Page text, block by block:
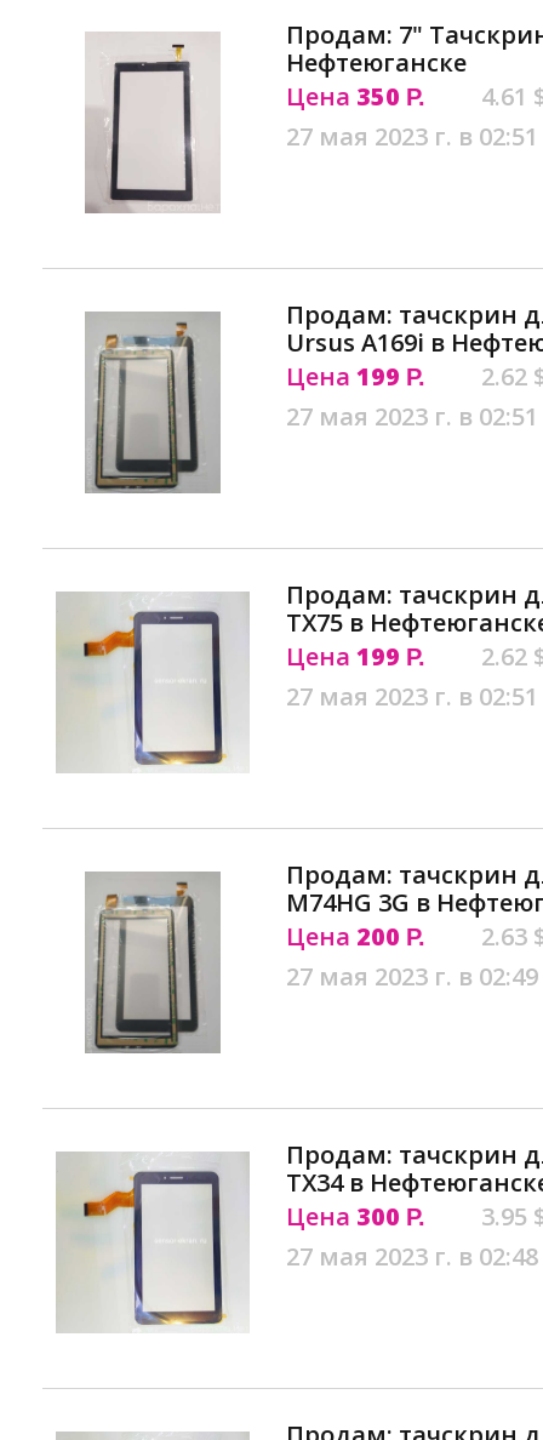
Продам: 7" Тачскрин
Нефтеюганске
Цена 350 Р.
4.61
27 мая 2023 г. в 02:51
Продам: тачскрин
Ursus A169i в
Цена 199 Р.
2.62
27 мая 2023 г. в 02:51
Продам: тачскрин
TX75 в
Цена 199 Р.
2.62
27 мая 2023 г. в 02:51
Продам: тачскрин
M74HG 3G в
Цена 200 Р.
2.63
27 мая 2023 г. в 02:49
Продам: тачскрин
ТX34 в
Цена 300 Р.
3.95
27 мая 2023 г. в 02:48